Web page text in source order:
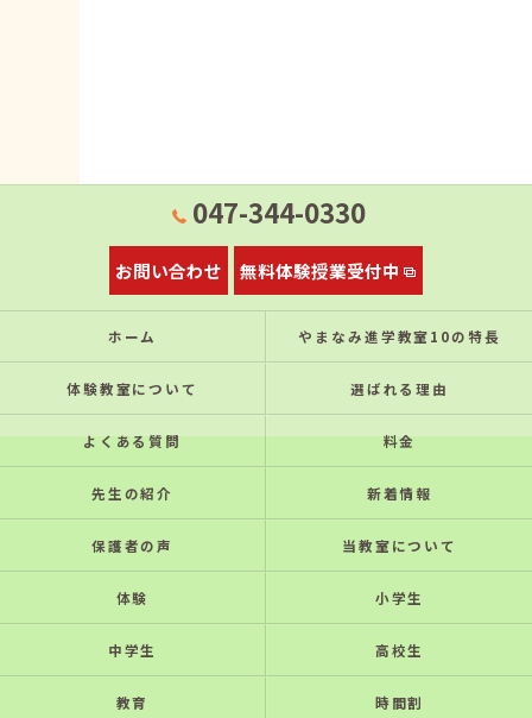
047-344-0330
お問い合わせ 無料体験授業受付中
ホーム やまなみ進学教室10の特⻑
体験教室について 選ばれる理由
よくある質問 料金
先生の紹介 新着情報
保護者の声 当教室について
体験 小学生
中学生 高校生
教育 時間割